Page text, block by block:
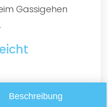
Gassigehen
Beschreibung